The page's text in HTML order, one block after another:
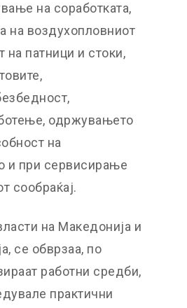
на соработката,
на воздухопловниот
на патници и стоки,
одржувањето
на
и при сервисирање
сообраќај.
на Македонија и
се обврзаа, по
работни средби,
практични